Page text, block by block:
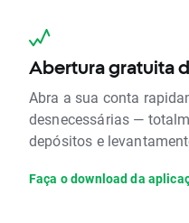
Abertura gratuita
Abra a sua conta
desnecessárias —
depósitos e
Faça o download da